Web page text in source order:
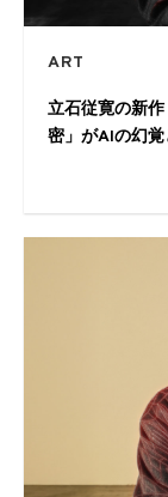
ART
立石従寛の新
密」がAIの幻